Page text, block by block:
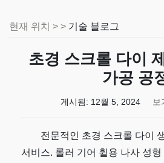
현재 위치 > > 기술 블로그
초경 스크롤 다이
가공 공
게시됨: 12월 5, 2024 보
전문적인 초경 스크롤 다이
서비스. 롤러 기어 휠용 나사 성